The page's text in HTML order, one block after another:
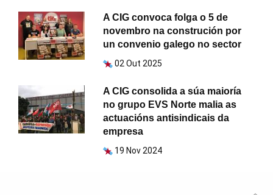
A CIG convoca folga o 5 de
novembro na construción por
un convenio galego no sector
02 Out 2025
A CIG consolida a súa maioría
no grupo EVS Norte malia as
actuacións antisindicais da
empresa
19 Nov 2024